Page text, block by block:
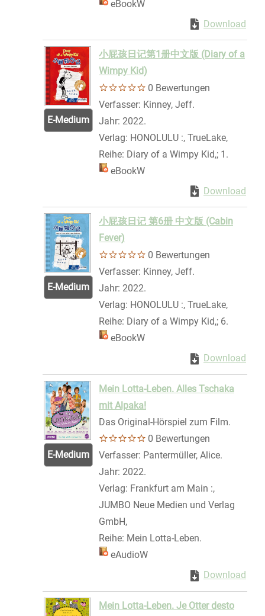
Mediengruppe:
eBookW
Zum Download
Download
E-Medium
小屁孩日记第1册中文版 (Diary of a
Wimpy Kid)
0 Bewertungen
Verfasser: Kinney, Jeff.
Jahr: 2022.
Verlag: HONOLULU :, TrueLake,
Reihe: Diary of a Wimpy Kid,; 1.
Mediengruppe:
eBookW
Zum Download
Download
E-Medium
小屁孩日记 第6册 中文版 (Cabin
Fever)
0 Bewertungen
Verfasser: Kinney, Jeff.
Jahr: 2022.
Verlag: HONOLULU :, TrueLake,
Reihe: Diary of a Wimpy Kid,; 6.
Mediengruppe:
eBookW
Zum Download
Download
E-Medium
Mein Lotta-Leben. Alles Tschaka
mit Alpaka!
Das Original-Hörspiel zum Film.
0 Bewertungen
Verfasser: Pantermüller, Alice.
Jahr: 2022.
Verlag: Frankfurt am Main :,
JUMBO Neue Medien und Verlag
GmbH,
Reihe: Mein Lotta-Leben.
Mediengruppe:
eAudioW
Zum Download
Download
Mein Lotta-Leben. Je Otter desto